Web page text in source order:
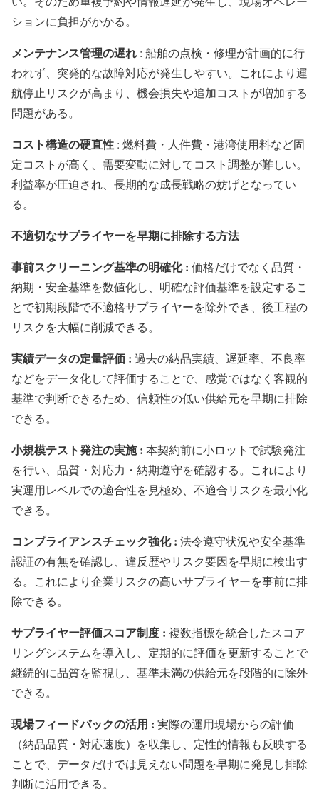
ションに負担がかかる。
メンテナンス管理の遅れ : 船舶の点検・修理が計画的に行
われず、突発的な故障対応が発生しやすい。これにより運
航停止リスクが高まり、機会損失や追加コストが増加する
問題がある。
コスト構造の硬直性 : 燃料費・人件費・港湾使用料など固
定コストが高く、需要変動に対してコスト調整が難しい。
利益率が圧迫され、長期的な成長戦略の妨げとなってい
る。
不適切なサプライヤーを早期に排除する方法
事前スクリーニング基準の明確化 : 価格だけでなく品質・
納期・安全基準を数値化し、明確な評価基準を設定するこ
とで初期段階で不適格サプライヤーを除外でき、後工程の
リスクを大幅に削減できる。
実績データの定量評価 : 過去の納品実績、遅延率、不良率
などをデータ化して評価することで、感覚ではなく客観的
基準で判断できるため、信頼性の低い供給元を早期に排除
できる。
小規模テスト発注の実施 : 本契約前に小ロットで試験発注
を行い、品質・対応力・納期遵守を確認する。これにより
実運用レベルでの適合性を見極め、不適合リスクを最小化
できる。
コンプライアンスチェック強化 : 法令遵守状況や安全基準
認証の有無を確認し、違反歴やリスク要因を早期に検出す
る。これにより企業リスクの高いサプライヤーを事前に排
除できる。
サプライヤー評価スコア制度 : 複数指標を統合したスコア
リングシステムを導入し、定期的に評価を更新することで
継続的に品質を監視し、基準未満の供給元を段階的に除外
できる。
現場フィードバックの活用 : 実際の運用現場からの評価
（納品品質・対応速度）を収集し、定性的情報も反映する
ことで、データだけでは見えない問題を早期に発見し排除
判断に活用できる。